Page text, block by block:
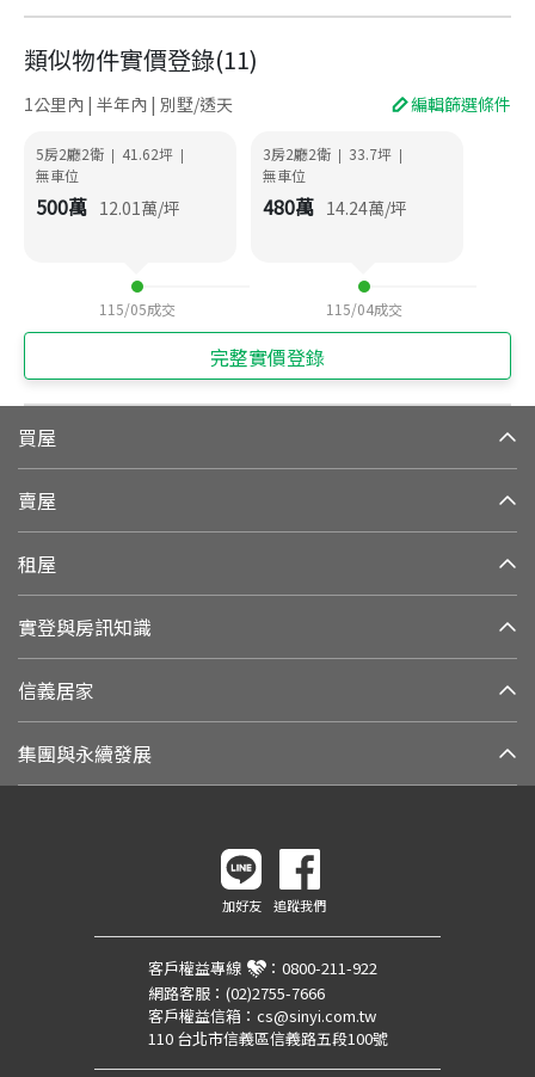
類似物件實價登錄(11)
1公里內 | 半年內 | 別墅/透天 編輯篩選條件
5房2廳2衛 | 41.62坪 |
無車位
500萬 12.01萬/坪
115/05成交
3房2廳2衛 | 33.7坪 |
無車位
480萬 14.24萬/坪
115/04成交
完整實價登錄
買屋
賣屋
租屋
實登與房訊知識
信義居家
集團與永續發展
加好友 追蹤我們
客戶權益專線 ： 0800-211-922
網路客服： (02)2755-7666
客戶權益信箱： cs@sinyi.com.tw
110 台北市信義區信義路五段100號